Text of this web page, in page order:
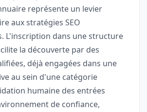
représente un levier
aux stratégies SEO
L'inscription dans une structure
la découverte par des
déjà engagées dans une
au sein d'une catégorie
humaine des entrées
de confiance,